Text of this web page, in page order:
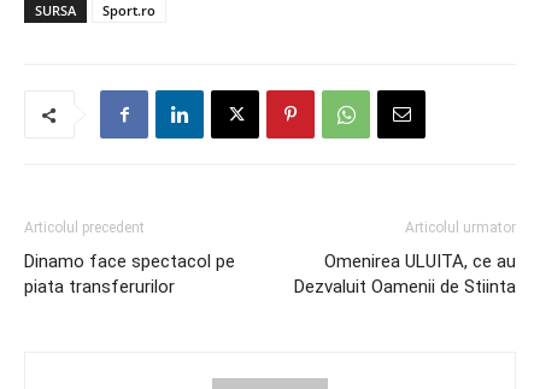
SURSA Sport.ro
Articolul precedent
Dinamo face spectacol pe
piata transferurilor
Articolul urmator
Omenirea ULUITA, ce au
Dezvaluit Oamenii de Stiinta